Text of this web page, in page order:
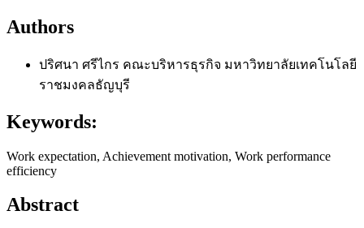
Authors
ปริศนา ศรีไกร คณะบริหารธุรกิจ มหาวิทยาลัยเทคโนโลยี
ราชมงคลธัญบุรี
Keywords:
Work expectation, Achievement motivation, Work performance
efficiency
Abstract